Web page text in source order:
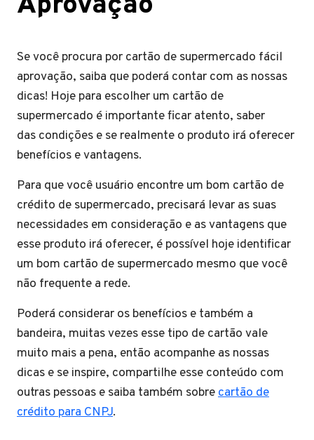
Se você procura por cartão de supermercado fácil
aprovação, saiba que poderá contar com as nossas
dicas! Hoje para escolher um cartão de
supermercado é importante ficar atento, saber
das condições e se realmente o produto irá oferecer
benefícios e vantagens.
Para que você usuário encontre um bom cartão de
crédito de supermercado, precisará levar as suas
necessidades em consideração e as vantagens que
esse produto irá oferecer, é possível hoje identificar
um bom cartão de supermercado mesmo que você
não frequente a rede.
Poderá considerar os benefícios e também a
bandeira, muitas vezes esse tipo de cartão vale
muito mais a pena, então acompanhe as nossas
dicas e se inspire, compartilhe esse conteúdo com
outras pessoas e saiba também sobrecartão de
crédito para CNPJ.